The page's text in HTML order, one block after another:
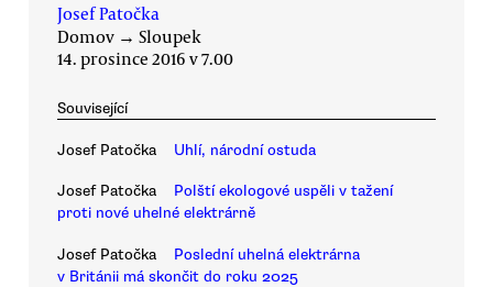
Josef Patočka
Domov → Sloupek
14. prosince 2016 v 7.00
Související
Josef Patočka Uhlí, národní ostuda
Josef Patočka
Polští ekologové uspěli v tažení
proti nové uhelné elektrárně
Josef Patočka
Poslední uhelná elektrárna
v Británii má skončit do roku 2025